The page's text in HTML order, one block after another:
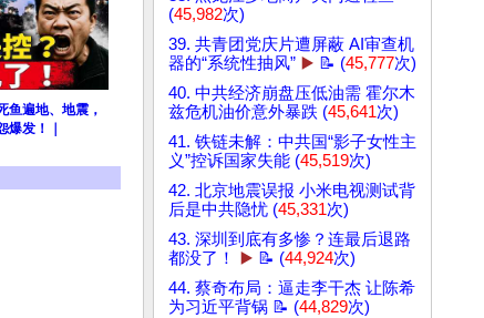
鱼遍地、地震，
发！｜
(45,982次)
39. 共青团党庆片遭屏蔽 AI审查机
器的“系统性抽风” ▶️ 📝 (45,777次)
40. 中共经济崩盘压低油需 霍尔木
兹危机油价意外暴跌 (45,641次)
41. 铁链未解：中共国“影子女性主
义”控诉国家失能 (45,519次)
42. 北京地震误报 小米电视测试背
后是中共隐忧 (45,331次)
43. 深圳到底有多惨？连最后退路
都没了！
▶️ 📝 (44,924次)
44. 蔡奇布局：逼走李干杰 让陈希
为习近平背锅 📝 (44,829次)